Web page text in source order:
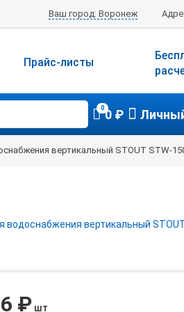
Ваш город: Воронеж
Прайс-листы
00 ₽
вертикальный STOUT STW-
₽ шт